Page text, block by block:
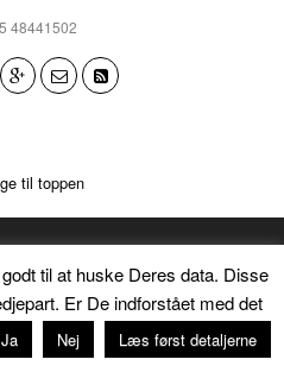
48441502
til at huske Deres data. Disse
Er De indforstået med det
Ja Nej Læs først detaljerne
til toppen